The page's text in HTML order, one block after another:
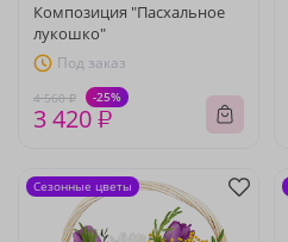
Композиция "Пасхальное
лукошко"
Под заказ
4 560 ₽ -25%
3 420 ₽
Сезонные цветы